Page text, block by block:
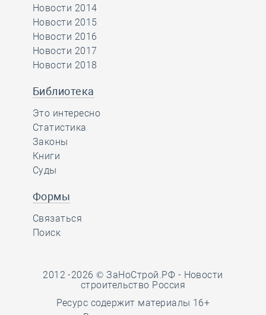
Новости 2014
Новости 2015
Новости 2016
Новости 2017
Новости 2018
Библиотека
Это интересно
Статистика
Законы
Книги
Суды
Формы
Связаться
Поиск
2012 -2026 © ЗаНоСтрой.РФ - Новости
строительство Россия
Ресурс содержит материалы 16+